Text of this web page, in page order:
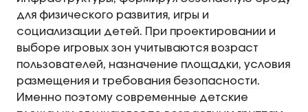
для физического развития, игры и
социализации детей. При проектировании и
выборе игровых зон учитываются возраст
пользователей, назначение площадки, условия
размещения и требования безопасности.
Именно поэтому современные детские